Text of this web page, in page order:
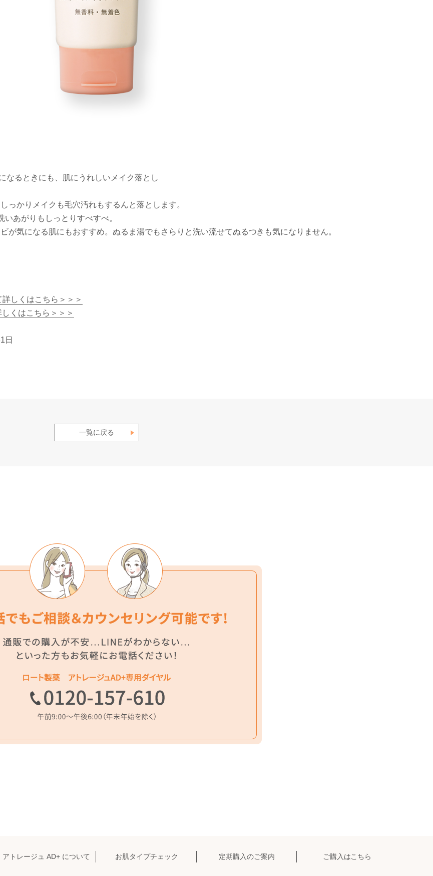
なるときにも、肌にうれしいメイク落とし
っかりメイクも毛穴汚れもするんと落とします。
あがりもしっとりすべすべ。
が気になる肌にもおすすめ。ぬるま湯でもさらりと洗い流せてぬるつきも気になりません。
しくはこちら＞＞＞
くはこちら＞＞＞
日
一覧に戻る
アトレージュ AD+ について お肌タイプチェック 定期購入のご案内 ご購入はこちら